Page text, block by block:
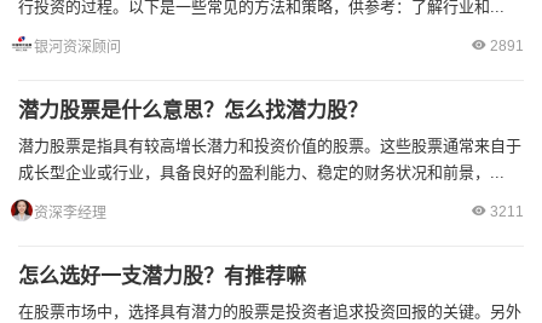
行投资的过程。以下是一些常见的方法和策略，供参考：了解行业和...
银河资深顾问 2891
潜力股票是什么意思？怎么找潜力股？
潜力股票是指具有较高增长潜力和投资价值的股票。这些股票通常来自于
成长型企业或行业，具备良好的盈利能力、稳定的财务状况和前景，...
资深李经理 3211
怎么选好一支潜力股？有推荐嘛
在股票市场中，选择具有潜力的股票是投资者追求投资回报的关键。另外